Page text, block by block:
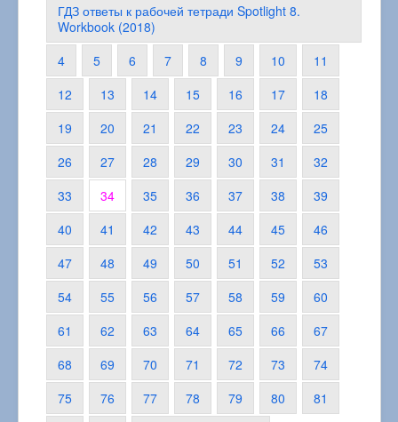
ГДЗ ответы к рабочей тетради Spotlight 8.
Workbook (2018)
4
5 6 7 8 9 10
11
12
13 14 15 16 17
18
19
20 21 22 23 24
25
26
27 28 29 30 31
32
33
34 35 36 37 38
39
40
41 42 43 44 45
46
47
48 49 50 51 52
53
54
55 56 57 58 59
60
61
62 63 64 65 66
67
68
69 70 71 72 73
74
75
76 77 78 79 80
81